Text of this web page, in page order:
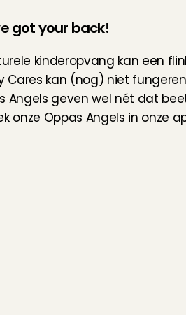
got your back!
kinderopvang kan een
Cares kan (nog) niet
Angels geven wel nét dat
onze Oppas Angels in onze